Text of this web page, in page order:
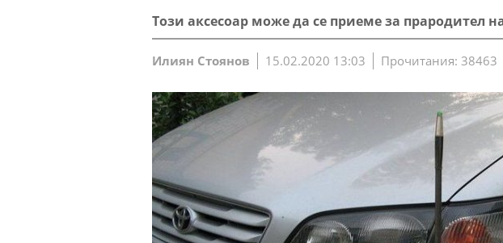
Този аксесоар може да се приеме за прародител
Илиян Стоянов 15.02.2020 13:03 Прочитания: 38463